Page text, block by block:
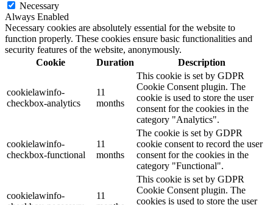
Necessary
Always Enabled
Necessary cookies are absolutely essential for the website to
function properly. These cookies ensure basic functionalities and
security features of the website, anonymously.
Cookie
Duration Description
cookielawinfo-
checkbox-analytics
11
months
This cookie is set by GDPR
Cookie Consent plugin. The
cookie is used to store the user
consent for the cookies in the
category "Analytics".
cookielawinfo-
checkbox-functional
11
months
The cookie is set by GDPR
cookie consent to record the user
consent for the cookies in the
category "Functional".
cookielawinfo-
11
This cookie is set by GDPR
Cookie Consent plugin. The
cookies is used to store the user